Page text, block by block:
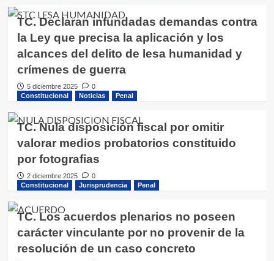
TC. Declaran infundadas demandas contra
la Ley que precisa la aplicación y los
alcances del delito de lesa humanidad y
crímenes de guerra
5 diciembre 2025
0
Constitucional
Noticias Penal
TC. Nula disposición fiscal por omitir
valorar medios probatorios constituido
por fotografias
2 diciembre 2025
0
Constitucional
Jurisprudencia Penal
TC. Los acuerdos plenarios no poseen
carácter vinculante por no provenir de la
resolución de un caso concreto